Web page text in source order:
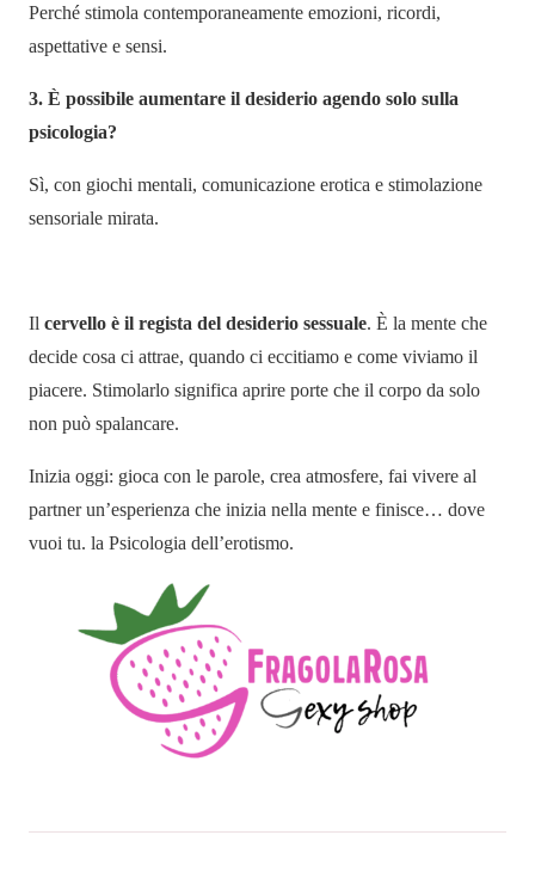
Perché stimola contemporaneamente emozioni, ricordi,
aspettative e sensi.
3. È possibile aumentare il desiderio agendo solo sulla
psicologia?
Sì, con giochi mentali, comunicazione erotica e stimolazione
sensoriale mirata.
Il cervello è il regista del desiderio sessuale. È la mente che
decide cosa ci attrae, quando ci eccitiamo e come viviamo il
piacere. Stimolarlo significa aprire porte che il corpo da solo
non può spalancare.
Inizia oggi: gioca con le parole, crea atmosfere, fai vivere al
partner un’esperienza che inizia nella mente e finisce… dove
vuoi tu. la Psicologia dell’erotismo.